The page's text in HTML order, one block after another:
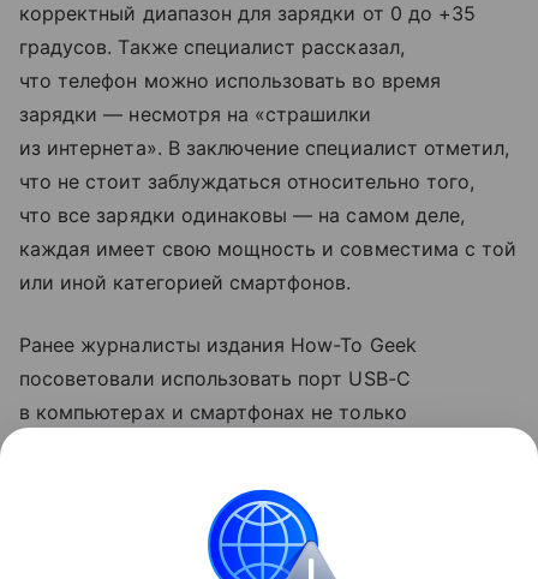
корректный диапазон для зарядки от 0 до +35
градусов. Также специалист рассказал,
что телефон можно использовать во время
зарядки — несмотря на «страшилки
из интернета». В заключение специалист отметил,
что не стоит заблуждаться относительно того,
что все зарядки одинаковы — на самом деле,
каждая имеет свою мощность и совместима с той
или иной категорией смартфонов.
Ранее журналисты издания How-To Geek
посоветовали использовать порт USB-C
в компьютерах и смартфонах не только
скорости и подключаться к мониторам.